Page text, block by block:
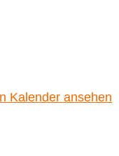
Kalender ansehen